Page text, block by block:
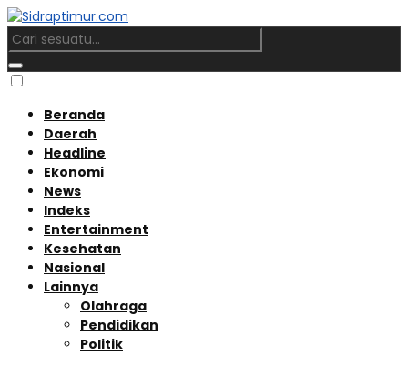
Beranda
Daerah
Headline
Ekonomi
News
Indeks
Entertainment
Kesehatan
Nasional
Lainnya
Olahraga
Pendidikan
Politik